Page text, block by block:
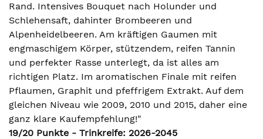
Rand. Intensives Bouquet nach Holunder und
Schlehensaft, dahinter Brombeeren und
Alpenheidelbeeren. Am kräftigen Gaumen mit
engmaschigem Körper, stützendem, reifen Tannin
und perfekter Rasse unterlegt, da ist alles am
richtigen Platz. Im aromatischen Finale mit reifen
Pflaumen, Graphit und pfeffrigem Extrakt. Auf dem
gleichen Niveau wie 2009, 2010 und 2015, daher eine
ganz klare Kaufempfehlung!"
19/20 Punkte - Trinkreife: 2026-2045